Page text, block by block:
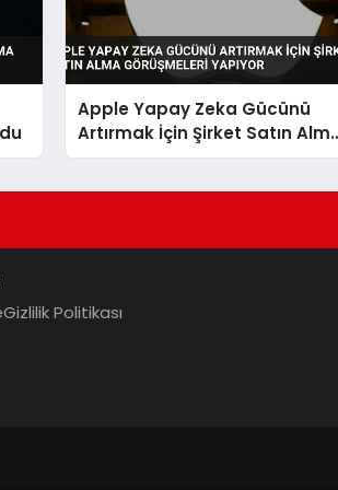
Apple Yapay Zeka Gücünü
Artırmak İçin Şirket Satın
Görüşmeleri Yapıyor
Gizlilik Politikası